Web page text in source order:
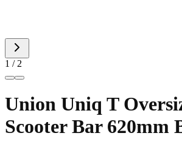
1 / 2
Union Uniq T
Scooter Bar 620mm